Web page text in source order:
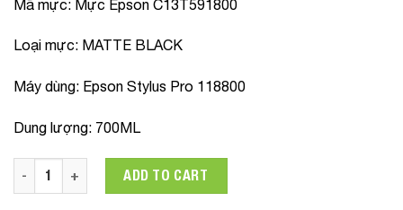
Mã mực: Mực Epson C13T591800
Loại mực: MATTE BLACK
Máy dùng: Epson Stylus Pro 118800
Dung lượng: 700ML
C13T591800 Mực in Epson SP11880 MATTE BLACK quantity
ADD TO CART